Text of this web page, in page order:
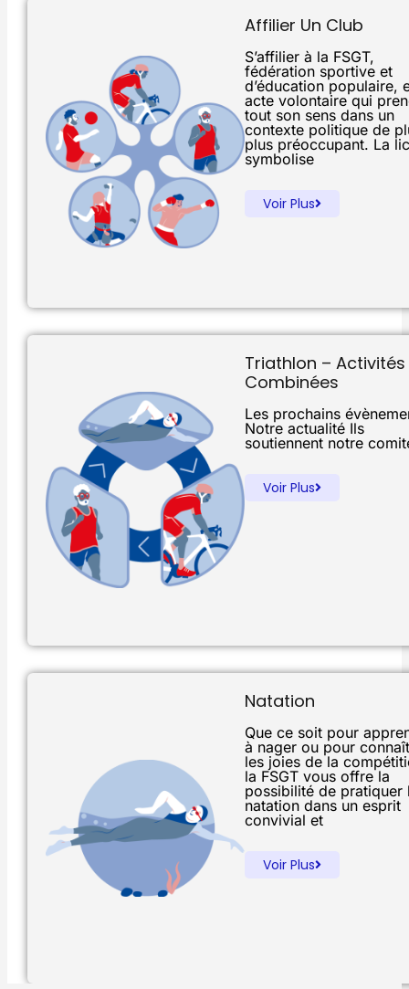
Affilier Un Club
S’affilier à la FSGT,
fédération sportive et
d’éducation populaire,
acte volontaire qui
tout son sens dans un
contexte politique de
plus préoccupant. La
symbolise
Voir Plus
Triathlon – Activités
Combinées
Les prochains
Notre actualité Ils
soutiennent notre
Voir Plus
Natation
Que ce soit pour
à nager ou pour
les joies de la
la FSGT vous offre la
possibilité de pratiquer
natation dans un esprit
convivial et
Voir Plus